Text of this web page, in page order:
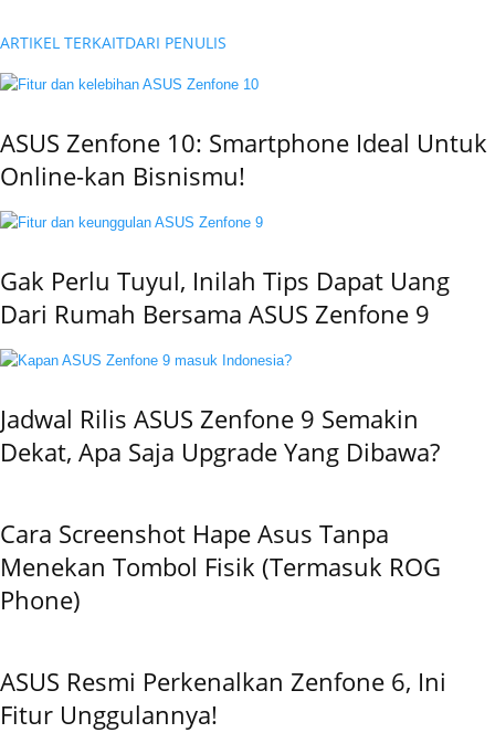
ARTIKEL TERKAITDARI PENULIS
ASUS Zenfone 10: Smartphone Ideal Untuk
Online-kan Bisnismu!
Gak Perlu Tuyul, Inilah Tips Dapat Uang
Dari Rumah Bersama ASUS Zenfone 9
Jadwal Rilis ASUS Zenfone 9 Semakin
Dekat, Apa Saja Upgrade Yang Dibawa?
Cara Screenshot Hape Asus Tanpa
Menekan Tombol Fisik (Termasuk ROG
Phone)
ASUS Resmi Perkenalkan Zenfone 6, Ini
Fitur Unggulannya!